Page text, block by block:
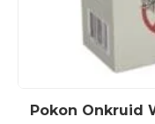
Pokon Onkruid